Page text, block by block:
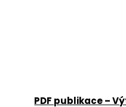
PDF publikace –